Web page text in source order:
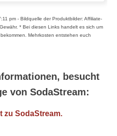
pm - Bildquelle der Produktbilder: Affiliate-
* Bei diesen Links handelt es sich um
Mehrkosten entstehen euch
besucht
von SodaStream:
zu SodaStream.